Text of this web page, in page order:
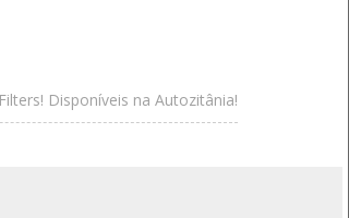
Disponíveis na Autozitânia!